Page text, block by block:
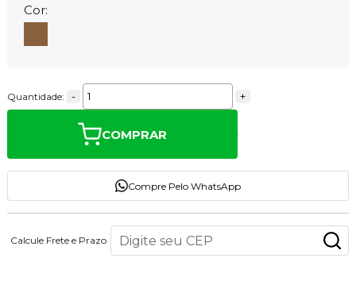
Cor:
Quantidade: - +
COMPRAR
Compre Pelo WhatsApp
Calcule Frete e Prazo